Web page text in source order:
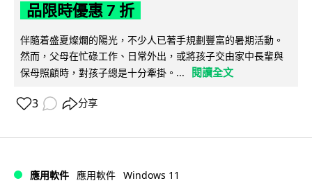
品限時優惠 7 折
伴隨着盛夏燦爛的陽光，不少人已著手規劃豐富的暑期活動。
然而，父母在忙碌工作、日常外出，或將孩子交由家中長輩與
保母照顧時，對孩子總是十分牽掛。...
閱讀全文
3 分享
應用軟件 應用軟件 Windows 11